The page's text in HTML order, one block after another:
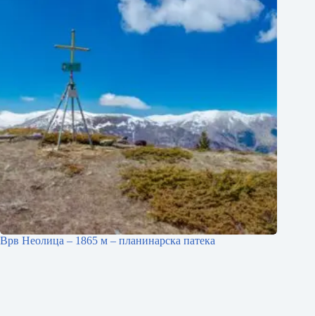
Врв Неолица – 1865 м – планинарска патека